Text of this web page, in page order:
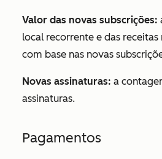
Valor das novas subscrições:
local recorrente e das
com base nas novas
Novas assinaturas: a
assinaturas.
Pagamentos